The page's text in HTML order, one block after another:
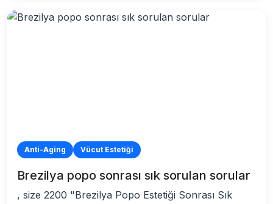
Anti-Aging Vücut Estetiği
Brezilya popo sonrası sık sorulan sorular
, size 2200 "Brezilya Popo Estetiği Sonrası Sık